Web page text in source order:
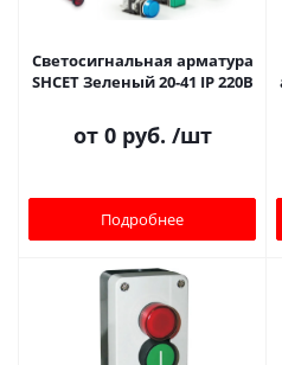
Светосигнальная арматура
SHCET Зеленый 20-41 IP 220В
от 0 руб. /шт
Подробнее